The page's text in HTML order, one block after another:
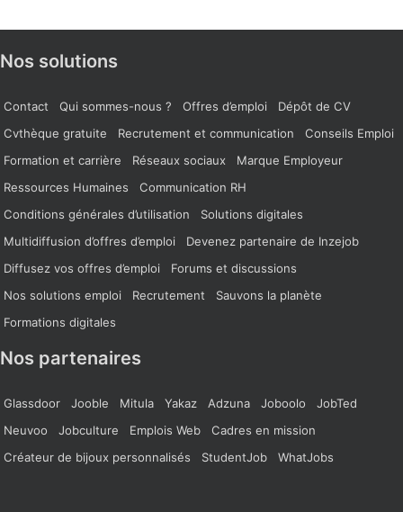
Nos solutions
Contact Qui sommes-nous ? Offres d’emploi
Dépôt de CV
Cvthèque gratuite
Recrutement et communication
Conseils Emploi
Formation et carrière
Réseaux sociaux
Marque Employeur
Ressources Humaines
Communication RH
Conditions générales d’utilisation
Solutions digitales
Multidiffusion d’offres d’emploi
Devenez partenaire de Inzejob
Diffusez vos offres d’emploi
Forums et discussions
Nos solutions emploi
Recrutement
Sauvons la planète
Formations digitales
Nos partenaires
Glassdoor Jooble Mitula Yakaz Adzuna Joboolo
JobTed
Neuvoo
Jobculture Emplois Web
Cadres en mission
Créateur de bijoux personnalisés
StudentJob WhatJobs